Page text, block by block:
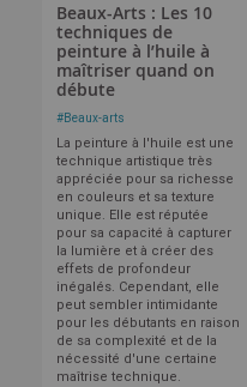
Beaux-Arts : Les 10
techniques de
peinture à l’huile à
maîtriser quand on
débute
#Beaux-arts
La peinture à l'huile est une
technique artistique très
appréciée pour sa richesse
en couleurs et sa texture
unique. Elle est réputée
pour sa capacité à capturer
la lumière et à créer des
effets de profondeur
inégalés. Cependant, elle
peut sembler intimidante
pour les débutants en raison
de sa complexité et de la
nécessité d'une certaine
maîtrise technique.